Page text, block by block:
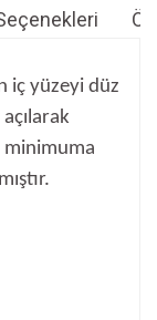
iç yüzeyi düz
minimuma